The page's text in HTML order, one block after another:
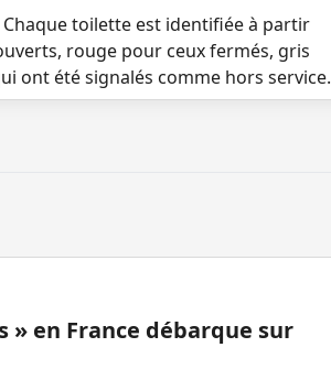
toilette est identifiée à partir
rouge pour ceux fermés, gris
ont été signalés comme hors service.
» en France débarque sur